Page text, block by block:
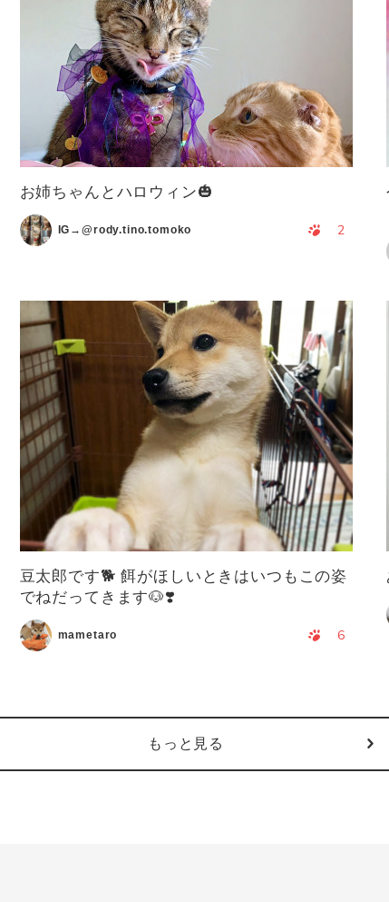
お姉ちゃんとハロウィン🎃
IG→@rody.tino.tomoko 2
豆太郎です🐕 餌がほしいときはいつもこの姿
でねだってきます🐶❣️
mametaro 6
もっと見る